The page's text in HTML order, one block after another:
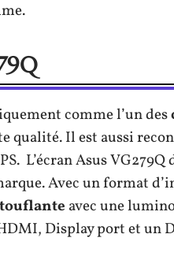
comme l’un des
qualité. Il est aussi
L’écran Asus
Avec un format
avec une
Display port et un